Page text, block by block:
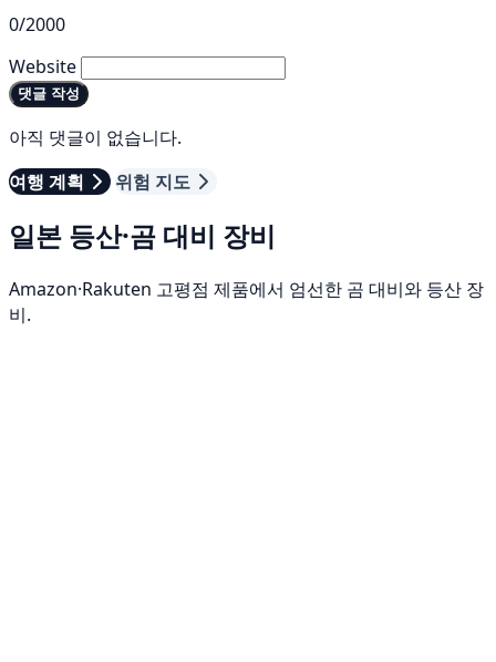
0/2000
Website
댓글 작성
아직 댓글이 없습니다.
여행 계획
위험 지도
일본 등산·곰 대비 장비
Amazon·Rakuten 고평점 제품에서 엄선한 곰 대비와 등산 장
비.